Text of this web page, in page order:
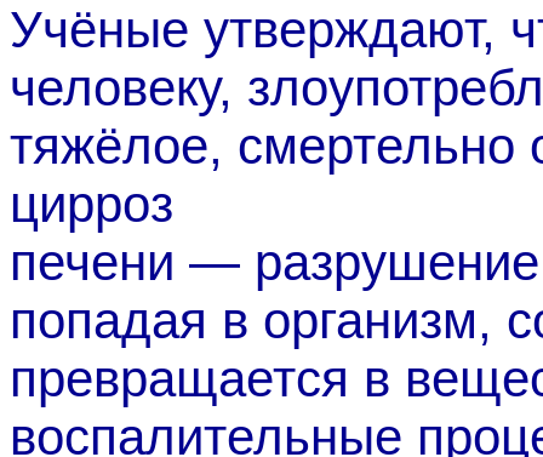
Учёные утверждают,
человеку,
тяжёлое,
цирроз
печени — разрушение
попадая в организм,
превращается в
воспалительные